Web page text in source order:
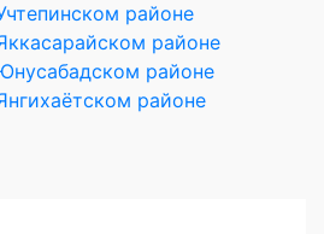
районе
районе
районе
районе